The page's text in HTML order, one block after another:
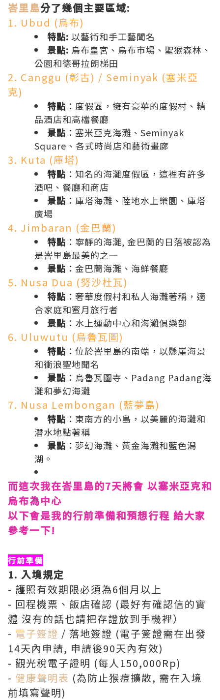
峇里島分了幾個主要區域:
1. Ubud (烏布)
特點: 以藝術和手工藝聞名
景點: 烏布皇宮、烏布市場、聖猴森林、
公園和德哥拉朗梯田
2. Canggu (彰古) / Seminyak (塞米亞
克)
特點 ：度假區，擁有豪華的度假村、精
品酒店和高檔餐廳
景點 ：塞米亞克海灘、Seminyak
Square、各式時尚店和藝術畫廊
3. Kuta (庫塔)
特點 ：知名的海灘度假區，這裡有許多
酒吧、餐廳和商店
景點 ：庫塔海灘、陸地水上樂園、庫塔
廣場
4. Jimbaran (金巴蘭)
特點 ：寧靜的海灘, 金巴蘭的日落被認為
是峇里島最美的之一
景點 ：金巴蘭海灘、海鮮餐廳
5. Nusa Dua (努沙杜瓦)
特點 ：奢華度假村和私人海灘著稱，適
合家庭和蜜月旅行者
景點 ：水上運動中心和海灘俱樂部
6. Uluwutu (烏魯瓦圖)
特點 ：位於峇里島的南端，以懸崖海景
和衝浪聖地聞名
景點 ：烏魯瓦圖寺、Padang Padang海
灘和夢幻海灘
7. Nusa Lembongan (藍夢島)
特點 ：東南方的小島，以美麗的海灘和
潛水地點著稱
景點 ：夢幻海灘、黃金海灘和藍色潟
湖。
而這次我在峇里島的7天將會 以塞米亞克和
烏布為中心
以下會是我的行前準備和預想行程 給大家
參考一下!
行前準備
1. 入境規定
- 護照有效期限必須為6個月以上
- 回程機票、飯店確認 (最好有確認信的實
體 沒有的話也請把存證放到手機裡）
- 電子簽證 / 落地簽證 (電子簽證需在出發
14天內申請, 申請後90天內有效)
- 觀光稅電子證明 (每人150,000Rp)
- 健康聲明表 (為防止猴痘擴散, 需在入境
前填寫聲明)